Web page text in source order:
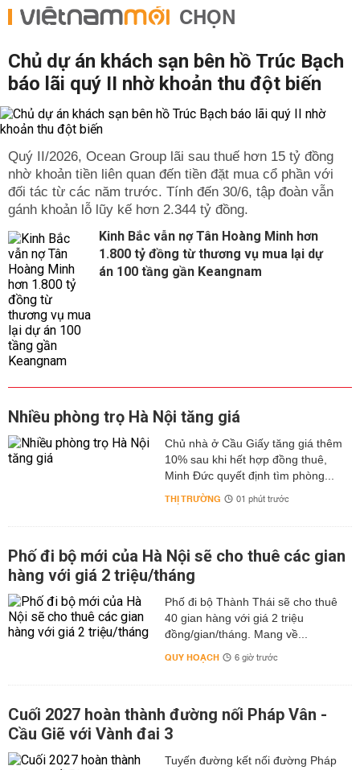
CHỌN
Chủ dự án khách sạn bên hồ Trúc Bạch
báo lãi quý II nhờ khoản thu đột biến
Quý II/2026, Ocean Group lãi sau thuế hơn 15 tỷ đồng
nhờ khoản tiền liên quan đến tiền đặt mua cổ phần với
đối tác từ các năm trước. Tính đến 30/6, tập đoàn vẫn
gánh khoản lỗ lũy kế hơn 2.344 tỷ đồng.
Kinh Bắc vẫn nợ Tân Hoàng Minh hơn
1.800 tỷ đồng từ thương vụ mua lại dự
án 100 tầng gần Keangnam
Nhiều phòng trọ Hà Nội tăng giá
Chủ nhà ở Cầu Giấy tăng giá thêm
10% sau khi hết hợp đồng thuê,
Minh Đức quyết định tìm phòng...
THỊ TRƯỜNG 01 phút trước
Phố đi bộ mới của Hà Nội sẽ cho thuê các gian
hàng với giá 2 triệu/tháng
Phố đi bộ Thành Thái sẽ cho thuê
40 gian hàng với giá 2 triệu
đồng/gian/tháng. Mang về...
QUY HOẠCH 6 giờ trước
Cuối 2027 hoàn thành đường nối Pháp Vân -
Cầu Giẽ với Vành đai 3
Tuyến đường kết nối đường Pháp